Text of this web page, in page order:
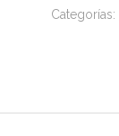
Categorías: